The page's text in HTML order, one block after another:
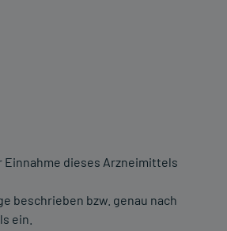
Einnahme dieses Arzneimittels
beschrieben bzw. genau nach
ein.